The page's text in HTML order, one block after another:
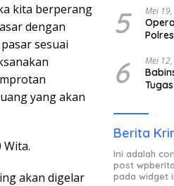
kita berperang
dengan
sesuai
yang akan
akan digelar
5 Mei
6 Mei
ODP.
Berita
Ini adalah
post
pada widget